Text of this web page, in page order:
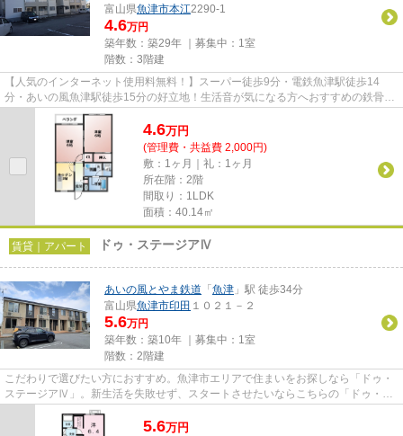
富山県魚津市本江2290-1
4.6万円
築年数：築29年 ｜募集中： 1室
階数：3階建
【人気のインターネット使用料無料！】スーパー徒歩9分・電鉄魚津駅徒歩14
分・あいの風魚津駅徒歩15分の好立地！生活音が気になる方へおすすめの鉄骨造
4.6万円
(管理費・共益費 2,000円)
敷：1ヶ月｜礼：1ヶ月
所在階：2階
間取り：1LDK
面積：40.14㎡
賃貸｜アパート ドゥ・ステージアⅣ
あいの風とやま鉄道 「 魚津 」駅 徒歩34分
富山県魚津市印田 １０２１－２
5.6万円
築年数：築10年 ｜募集中： 1室
階数：2階建
こだわりで選びたい方におすすめ。魚津市エリアで住まいをお探しなら「ドゥ・
ステージアⅣ」。新生活を失敗せず、スタートさせたいならこちらの「ドゥ・ス
テージアⅣ」はいかがでしょう...
5.6万円